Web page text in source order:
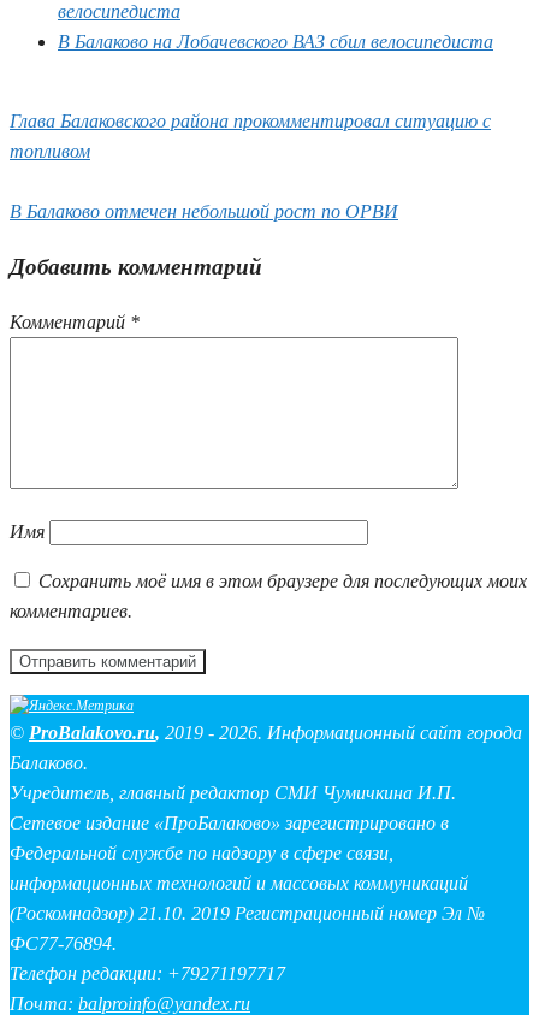
велосипедиста
В Балаково на Лобачевского ВАЗ сбил велосипедиста
Глава Балаковского района прокомментировал ситуацию с
топливом
В Балаково отмечен небольшой рост по ОРВИ
Добавить комментарий
Комментарий *
Имя
Сохранить моё имя в этом браузере для последующих моих
комментариев.
© ProBalakovo.ru, 2019 - 2026. Информационный сайт города
Балаково.
Учредитель, главный редактор СМИ Чумичкина И.П.
Сетевое издание «ПроБалаково» зарегистрировано в
Федеральной службе по надзору в сфере связи,
информационных технологий и массовых коммуникаций
(Роскомнадзор) 21.10. 2019 Регистрационный номер Эл №
ФС77-76894.
Телефон редакции: +79271197717
Почта: balproinfo@yandex.ru